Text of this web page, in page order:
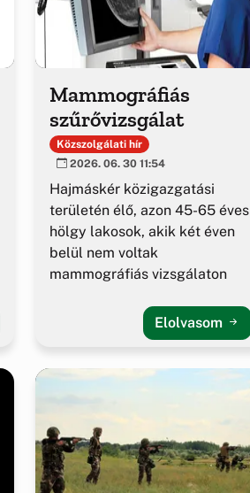
Mammográfiás
szűrővizsgálat
Közszolgálati hír
2026. 06. 30 11:54
Hajmáskér közigazgatási
területén élő, azon 45-65 éves
hölgy lakosok, akik két éven
belül nem voltak
mammográfiás vizsgálaton
Elolvasom